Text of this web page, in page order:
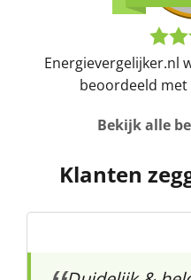
Energievergelijker.nl
beoordeeld met
Bekijk alle
Klanten